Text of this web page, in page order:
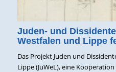
Juden- und
Westfalen und Lippe
Das Projekt Juden und
Lippe (JuWeL), eine